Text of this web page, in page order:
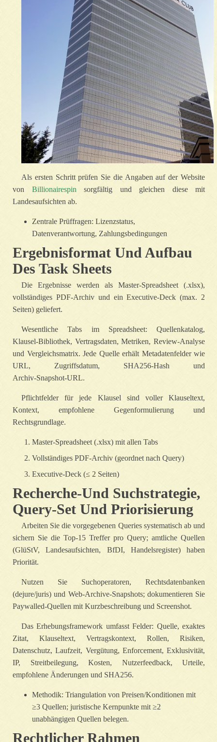
Als ersten Schritt prüfen Sie die Angaben auf der Website
von Billionairespin sorgfältig und gleichen diese mit
Landesaufsichten ab.
Zentrale Prüffragen: Lizenzstatus,
Datenverantwortung, Zahlungsbedingungen
Ergebnisformat Und Aufbau
Des Task Sheets
Die Ergebnisse werden als Master‑Spreadsheet (.xlsx),
vollständiges PDF‑Archiv und ein Executive‑Deck (max. 2
Seiten) geliefert.
Wesentliche Tabs im Spreadsheet: Quellenkatalog,
Klausel‑Bibliothek, Vertragsdaten, Metriken, Review‑Analyse
und Vergleichsmatrix. Jede Quelle erhält Metadatenfelder wie
URL, Zugriffsdatum, SHA256‑Hash und
Archiv‑Snapshot‑URL.
Pflichtfelder für jede Klausel sind voller Klauseltext,
Kontext, empfohlene Gegenformulierung und
Rechtsgrundlage.
Master‑Spreadsheet (.xlsx) mit allen Tabs
Vollständiges PDF‑Archiv (geordnet nach Query)
Executive‑Deck (≤ 2 Seiten)
Recherche‑Und Suchstrategie,
Query‑Set Und Priorisierung
Arbeiten Sie die vorgegebenen Queries systematisch ab und
sichern Sie die Top‑15 Treffer pro Query; amtliche Quellen
(GlüStV, Landesaufsichten, BfDI, Handelsregister) haben
Priorität.
Nutzen Sie Suchoperatoren, Rechtsdatenbanken
(dejure/juris) und Web‑Archive‑Snapshots; dokumentieren Sie
Paywalled‑Quellen mit Kurzbeschreibung und Screenshot.
Das Erhebungsframework umfasst Felder: Quelle, exaktes
Zitat, Klauseltext, Vertragskontext, Rollen, Risiken,
Datenschutz, Laufzeit, Vergütung, Enforcement, Exklusivität,
IP, Streitbeilegung, Kosten, Nutzerfeedback, Urteile,
empfohlene Änderungen und SHA256.
Methodik: Triangulation von Preisen/Konditionen mit
≥3 Quellen; juristische Kernpunkte mit ≥2
unabhängigen Quellen belegen.
Rechtlicher Rahmen